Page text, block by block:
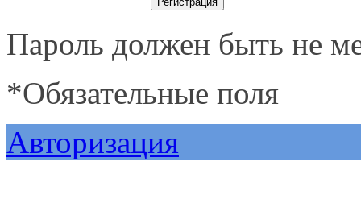
Пароль должен быть не
*Обязательные поля
Авторизация